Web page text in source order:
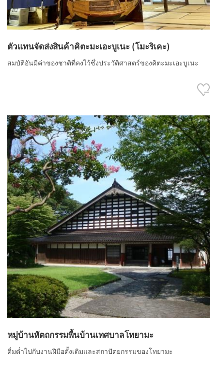
ตัวแทนจัดส่งสินค้าคิตะมะเอะบูเนะ (โมะริเคะ)
สมบัติอันมีค่าของชาติที่คงไว้ซึ่งประวัติศาสตร์ของคิตะมะเอะบูเนะ
หมู่บ้านหัตถกรรมพื้นบ้านเทศบาลโทยามะ
ดื่มด่ำไปกับงานฝีมือดั้งเดิมและสถาปัตยกรรมของโทยามะ